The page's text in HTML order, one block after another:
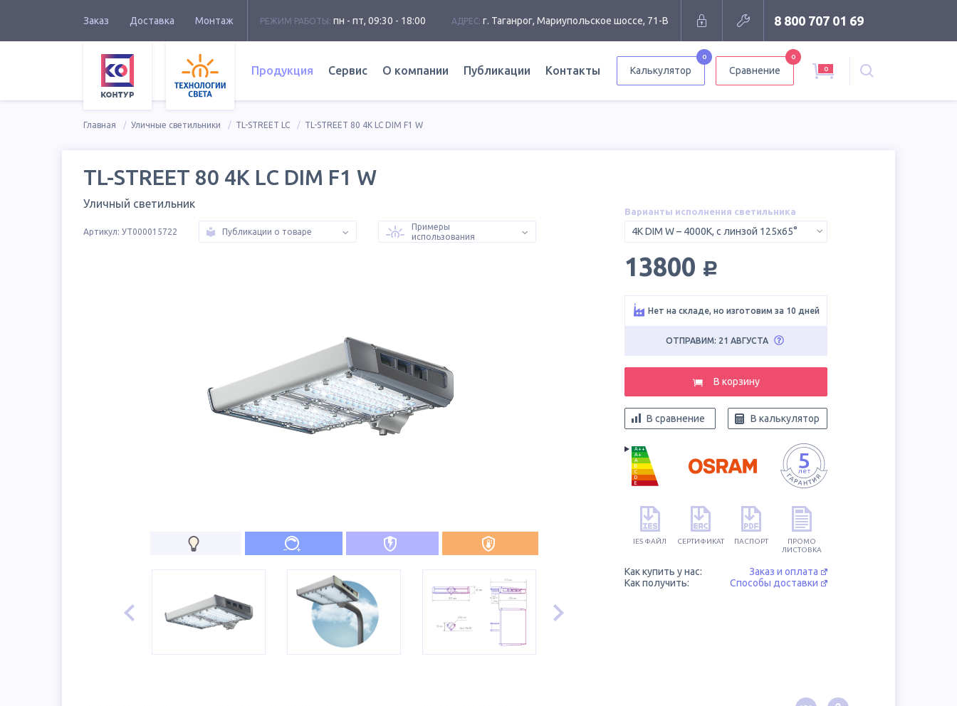
Заказ Доставка Монтаж РЕЖИМ РАБОТЫ: пн - пт, 09:30 - 18:00 АДРЕС: г. Таганрог, Мариупольское шоссе, 71-В 8 800 707 01 69
Продукция Сервис О компании Публикации Контакты Калькулятор
0
Сравнение
0
0
Главная Уличные светильники TL-STREET LC TL-STREET 80 4K LC DIM F1 W
TL-STREET 80 4K LC DIM F1 W
Уличный светильник
Артикул: УТ000015722 Публикации о товаре
Примеры
использования
Варианты исполнения светильника
4K DIM W – 4000K, с линзой 125х65°
13800 руб.
Нет на складе, но изготовим за 10 дней
ОТПРАВИМ: 21 АВГУСТА
В корзину
В сравнение В калькулятор
A++
A+
A
B
C
D
E
IES ФАЙЛ СЕРТИФИКАТ ПАСПОРТ
ПРОМО
ЛИСТОВКА
Как купить у нас:
Заказ и оплата
Как получить:
Способы доставки